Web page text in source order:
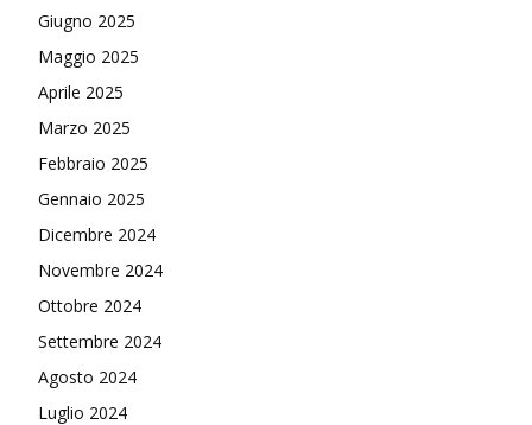
Giugno 2025
Maggio 2025
Aprile 2025
Marzo 2025
Febbraio 2025
Gennaio 2025
Dicembre 2024
Novembre 2024
Ottobre 2024
Settembre 2024
Agosto 2024
Luglio 2024